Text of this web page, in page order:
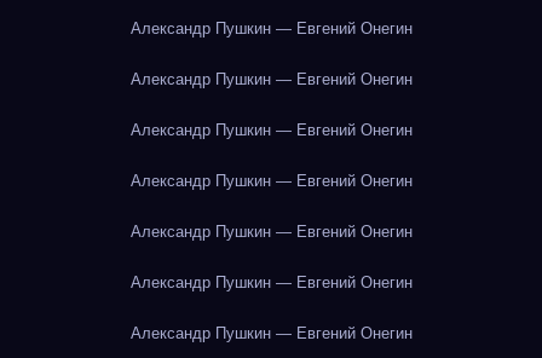
Александр Пушкин — Евгений Онегин
Александр Пушкин — Евгений Онегин
Александр Пушкин — Евгений Онегин
Александр Пушкин — Евгений Онегин
Александр Пушкин — Евгений Онегин
Александр Пушкин — Евгений Онегин
Александр Пушкин — Евгений Онегин